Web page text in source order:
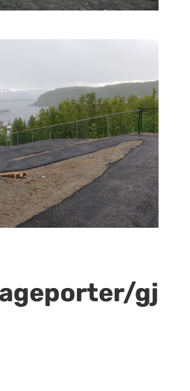
gj